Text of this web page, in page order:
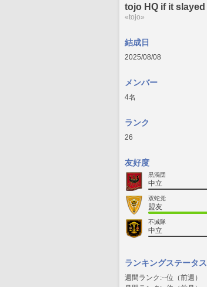
tojo HQ if it slayed
«tojo»
結成日
2025/08/08
メンバー
4名
ランク
26
友好度
黒渦団
中立
双蛇党
盟友
不滅隊
中立
ランキングステータス
週間ランク:--位（前週）